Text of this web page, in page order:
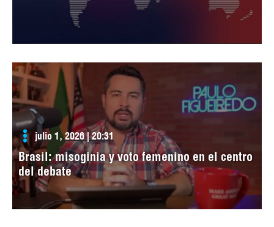
julio 1, 2026 | 20:31
Brasil: misoginia y voto femenino en el centro
del debate